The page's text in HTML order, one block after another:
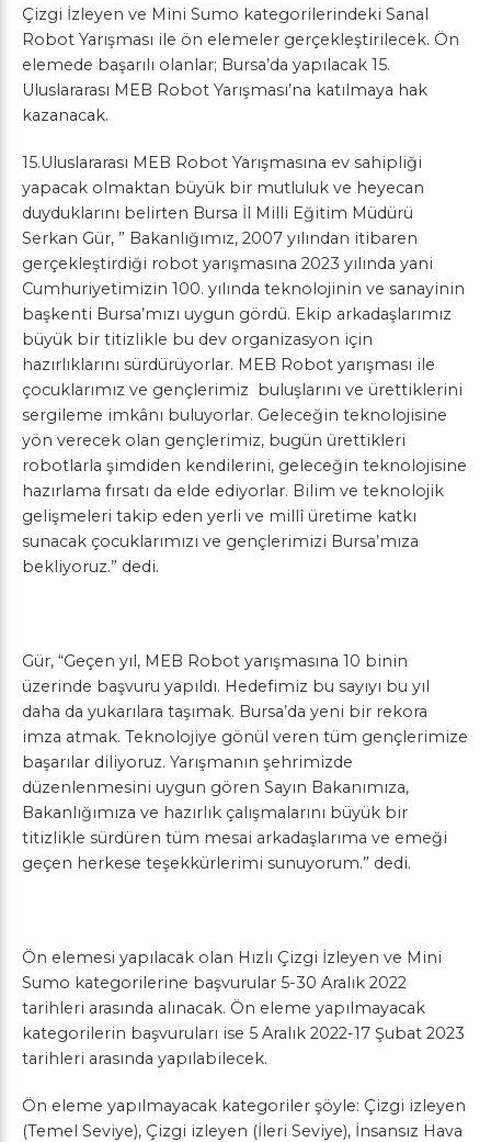
Çizgi İzleyen ve Mini Sumo kategorilerindeki Sanal
Robot Yarışması ile ön elemeler gerçekleştirilecek. Ön
elemede başarılı olanlar; Bursa’da yapılacak 15.
Uluslararası MEB Robot Yarışması’na katılmaya hak
kazanacak.
15.Uluslararası MEB Robot Yarışmasına ev sahipliği
yapacak olmaktan büyük bir mutluluk ve heyecan
duyduklarını belirten Bursa İl Milli Eğitim Müdürü
Serkan Gür, ” Bakanlığımız, 2007 yılından itibaren
gerçekleştirdiği robot yarışmasına 2023 yılında yani
Cumhuriyetimizin 100. yılında teknolojinin ve sanayinin
başkenti Bursa’mızı uygun gördü. Ekip arkadaşlarımız
büyük bir titizlikle bu dev organizasyon için
hazırlıklarını sürdürüyorlar. MEB Robot yarışması ile
çocuklarımız ve gençlerimiz buluşlarını ve ürettiklerini
sergileme imkânı buluyorlar. Geleceğin teknolojisine
yön verecek olan gençlerimiz, bugün ürettikleri
robotlarla şimdiden kendilerini, geleceğin teknolojisine
hazırlama fırsatı da elde ediyorlar. Bilim ve teknolojik
gelişmeleri takip eden yerli ve millî üretime katkı
sunacak çocuklarımızı ve gençlerimizi Bursa’mıza
bekliyoruz.” dedi.
Gür, “Geçen yıl, MEB Robot yarışmasına 10 binin
üzerinde başvuru yapıldı. Hedefimiz bu sayıyı bu yıl
daha da yukarılara taşımak. Bursa’da yeni bir rekora
imza atmak. Teknolojiye gönül veren tüm gençlerimize
başarılar diliyoruz. Yarışmanın şehrimizde
düzenlenmesini uygun gören Sayın Bakanımıza,
Bakanlığımıza ve hazırlık çalışmalarını büyük bir
titizlikle sürdüren tüm mesai arkadaşlarıma ve emeği
geçen herkese teşekkürlerimi sunuyorum.” dedi.
Ön elemesi yapılacak olan Hızlı Çizgi İzleyen ve Mini
Sumo kategorilerine başvurular 5-30 Aralık 2022
tarihleri arasında alınacak. Ön eleme yapılmayacak
kategorilerin başvuruları ise 5 Aralık 2022-17 Şubat 2023
tarihleri arasında yapılabilecek.
Ön eleme yapılmayacak kategoriler şöyle: Çizgi izleyen
(Temel Seviye), Çizgi izleyen (İleri Seviye), İnsansız Hava